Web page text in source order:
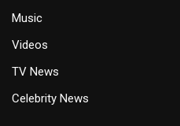
Music
Videos
TV News
Celebrity News